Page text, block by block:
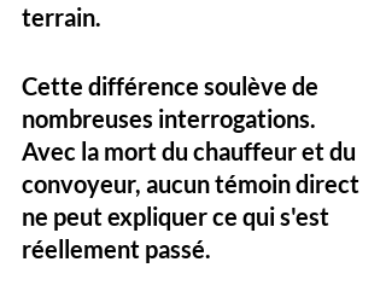
terrain.
Cette différence soulève de
nombreuses interrogations.
Avec la mort du chauffeur et du
convoyeur, aucun témoin direct
ne peut expliquer ce qui s'est
réellement passé.